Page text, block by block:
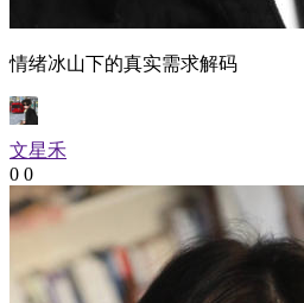
情绪冰山下的真实需求解码
文星禾
0 0